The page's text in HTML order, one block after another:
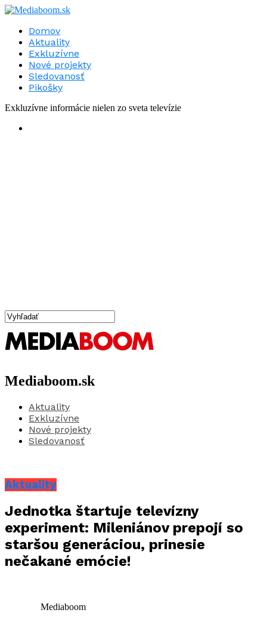
Domov
Aktuality
Exkluzívne
Nové projekty
Sledovanosť
Pikošky
Exkluzívne informácie nielen zo sveta televízie
Mediaboom.sk
Aktuality
Exkluzívne
Nové projekty
Sledovanosť
Aktuality
Jednotka štartuje televízny
experiment: Mileniánov prepojí so
staršou generáciou, prinesie
nečakané emócie!
Mediaboom